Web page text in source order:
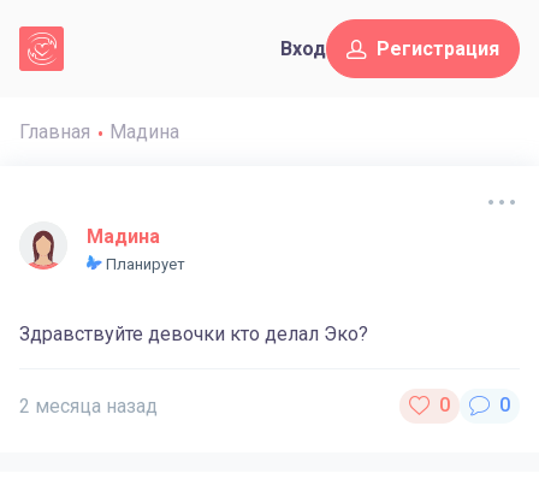
Вход Регистрация
Главная Мадина
Мадина
Планирует
Здравствуйте девочки кто делал Эко?
2 месяца назад